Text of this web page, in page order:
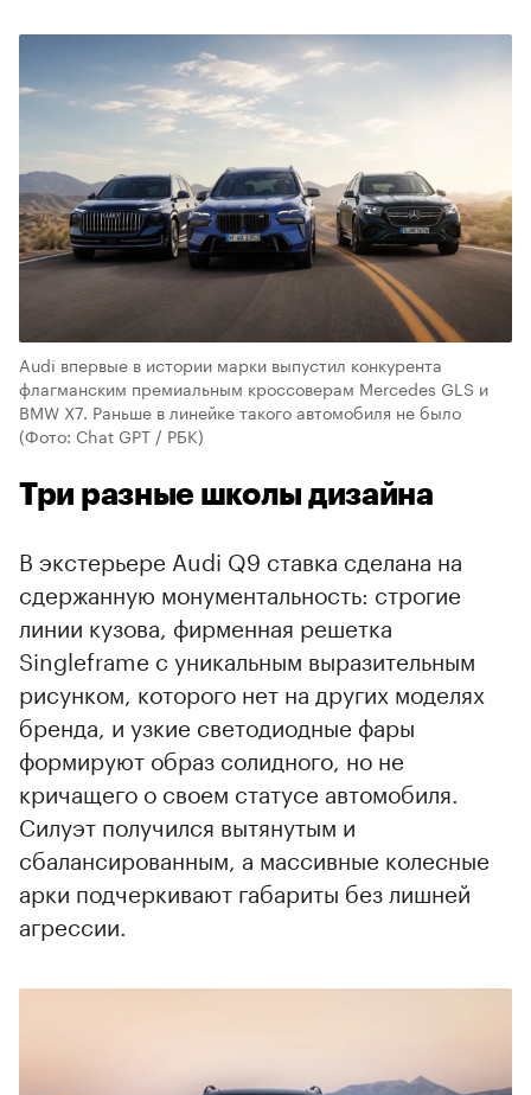
Audi впервые в истории марки выпустил конкурента
флагманским премиальным кроссоверам Mercedes GLS и
BMW X7. Раньше в линейке такого автомобиля не было
(Фото: Chat GPT / РБК)
00:00 00:00
Три разные школы дизайна
В экстерьере Audi Q9 ставка сделана на
сдержанную монументальность: строгие
линии кузова, фирменная решетка
Singleframe с уникальным выразительным
рисунком, которого нет на других моделях
бренда, и узкие светодиодные фары
формируют образ солидного, но не
кричащего о своем статусе автомобиля.
Силуэт получился вытянутым и
сбалансированным, а массивные колесные
арки подчеркивают габариты без лишней
агрессии.